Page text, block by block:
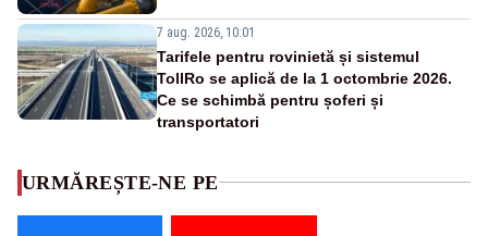
7 aug. 2026, 10:01
Tarifele pentru rovinietă și sistemul
TollRo se aplică de la 1 octombrie 2026.
Ce se schimbă pentru șoferi și
transportatori
URMĂREȘTE-NE PE